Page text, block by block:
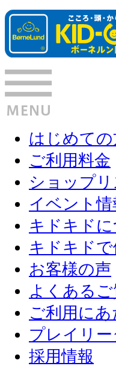
はじめて
ご利用料金
ショップリ
イベント情
キドキド
キドキド
お客様の声
よくあるご
ご利用に
プレイリ
採用情報